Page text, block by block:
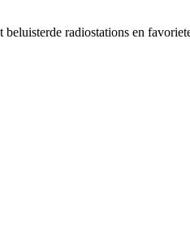
beluisterde radiostations en